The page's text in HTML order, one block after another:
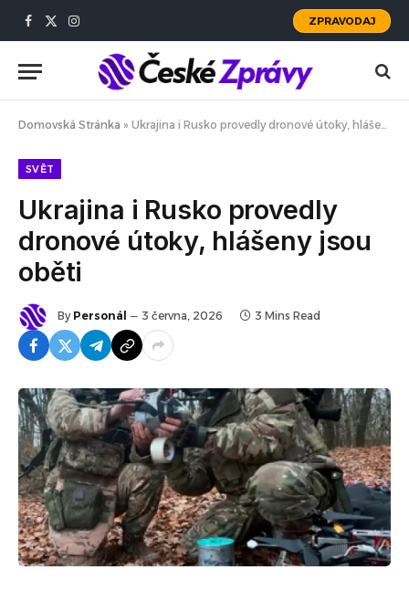
Facebook
X
Instagram
ZPRAVODAJ
Domovská Stránka » Ukrajina i Rusko provedly dronové útoky, hlášeny jsou oběti
SVĚT
Ukrajina i Rusko provedly
dronové útoky, hlášeny jsou
oběti
By Personál 3 června, 2026 3 Mins Read